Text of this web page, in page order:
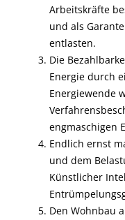
Arbeitskräfte
und als
entlasten.
Die
Energie durch
Energiewende
engmaschigen
Endlich ernst
und dem
Künstlicher
Den Wohnbau